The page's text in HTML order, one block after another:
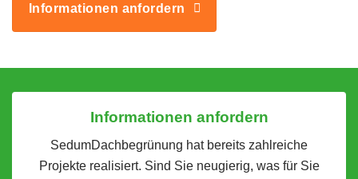
Informationen anfordern
Informationen anfordern
SedumDachbegrünung hat bereits zahlreiche
Projekte realisiert. Sind Sie neugierig, was für Sie